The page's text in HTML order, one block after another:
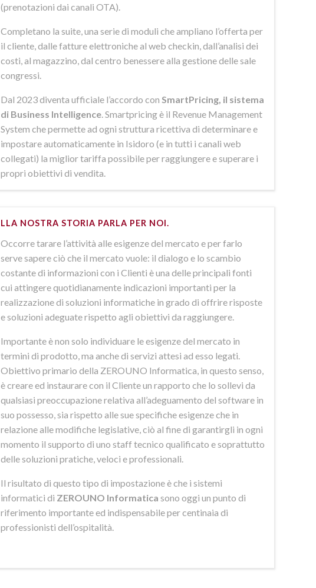
(prenotazioni dai canali OTA).
Completano la suite, una serie di moduli che ampliano l’offerta per
il cliente, dalle fatture elettroniche al web checkin, dall’analisi dei
costi, al magazzino, dal centro benessere alla gestione delle sale
congressi.
Dal 2023 diventa ufficiale l’accordo con SmartPricing, il sistema
di Business Intelligence . Smartpricing è il Revenue Management
System che permette ad ogni struttura ricettiva di determinare e
impostare automaticamente in Isidoro (e in tutti i canali web
collegati) la miglior tariffa possibile per raggiungere e superare i
propri obiettivi di vendita.
LLA NOSTRA STORIA PARLA PER NOI.
Occorre tarare l’attività alle esigenze del mercato e per farlo
serve sapere ciò che il mercato vuole: il dialogo e lo scambio
costante di informazioni con i Clienti è una delle principali fonti
cui attingere quotidianamente indicazioni importanti per la
realizzazione di soluzioni informatiche in grado di offrire risposte
e soluzioni adeguate rispetto agli obiettivi da raggiungere.
Importante è non solo individuare le esigenze del mercato in
termini di prodotto, ma anche di servizi attesi ad esso legati.
Obiettivo primario della ZEROUNO Informatica, in questo senso,
è creare ed instaurare con il Cliente un rapporto che lo sollevi da
qualsiasi preoccupazione relativa all’adeguamento del software in
suo possesso, sia rispetto alle sue specifiche esigenze che in
relazione alle modifiche legislative, ciò al fine di garantirgli in ogni
momento il supporto di uno staff tecnico qualificato e soprattutto
delle soluzioni pratiche, veloci e professionali.
Il risultato di questo tipo di impostazione è che i sistemi
informatici di ZEROUNO Informatica sono oggi un punto di
riferimento importante ed indispensabile per centinaia di
professionisti dell’ospitalità.